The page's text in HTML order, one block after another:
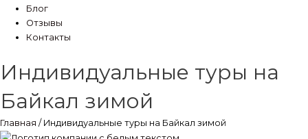
Блог
Отзывы
Контакты
Индивидуальные туры на
Байкал зимой
Главная / Индивидуальные туры на Байкал зимой